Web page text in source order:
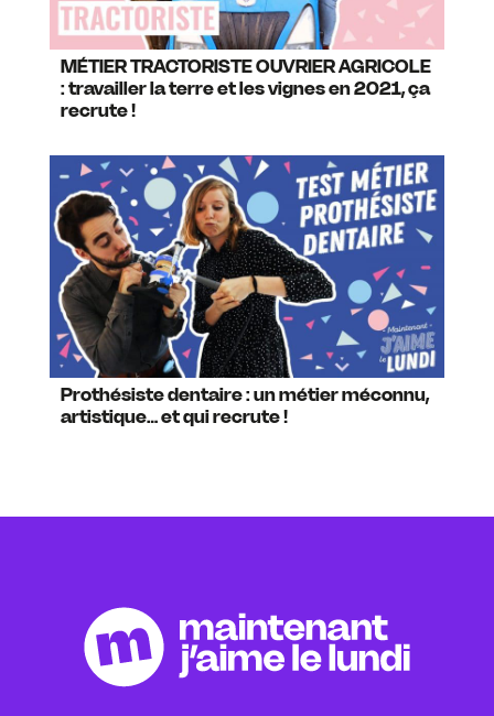
MÉTIER TRACTORISTE OUVRIER AGRICOLE
: travailler la terre et les vignes en 2021, ça
recrute !
Prothésiste dentaire : un métier méconnu,
artistique… et qui recrute !